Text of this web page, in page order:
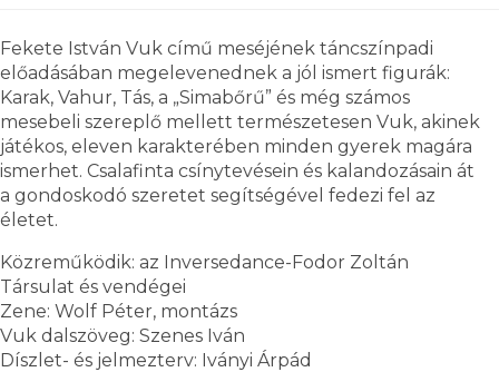
Fekete István Vuk című meséjének táncszínpadi
előadásában megelevenednek a jól ismert figurák:
Karak, Vahur, Tás, a „Simabőrű” és még számos
mesebeli szereplő mellett természetesen Vuk, akinek
játékos, eleven karakterében minden gyerek magára
ismerhet. Csalafinta csínytevésein és kalandozásain át
a gondoskodó szeretet segítségével fedezi fel az
életet.
Közreműködik: az Inversedance-Fodor Zoltán
Társulat és vendégei
Zene: Wolf Péter, montázs
Vuk dalszöveg: Szenes Iván
Díszlet- és jelmezterv: Iványi Árpád